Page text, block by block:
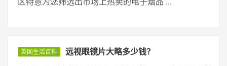
区特意为您筛选出市场上热卖的电子烟品 ...
英国生活百科 远视眼镜片大略多少钱？